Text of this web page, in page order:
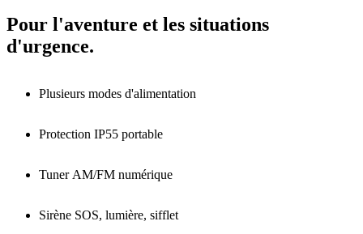
Pour l'aventure et les situations
d'urgence.
Plusieurs modes d'alimentation
Protection IP55 portable
Tuner AM/FM numérique
Sirène SOS, lumière, sifflet